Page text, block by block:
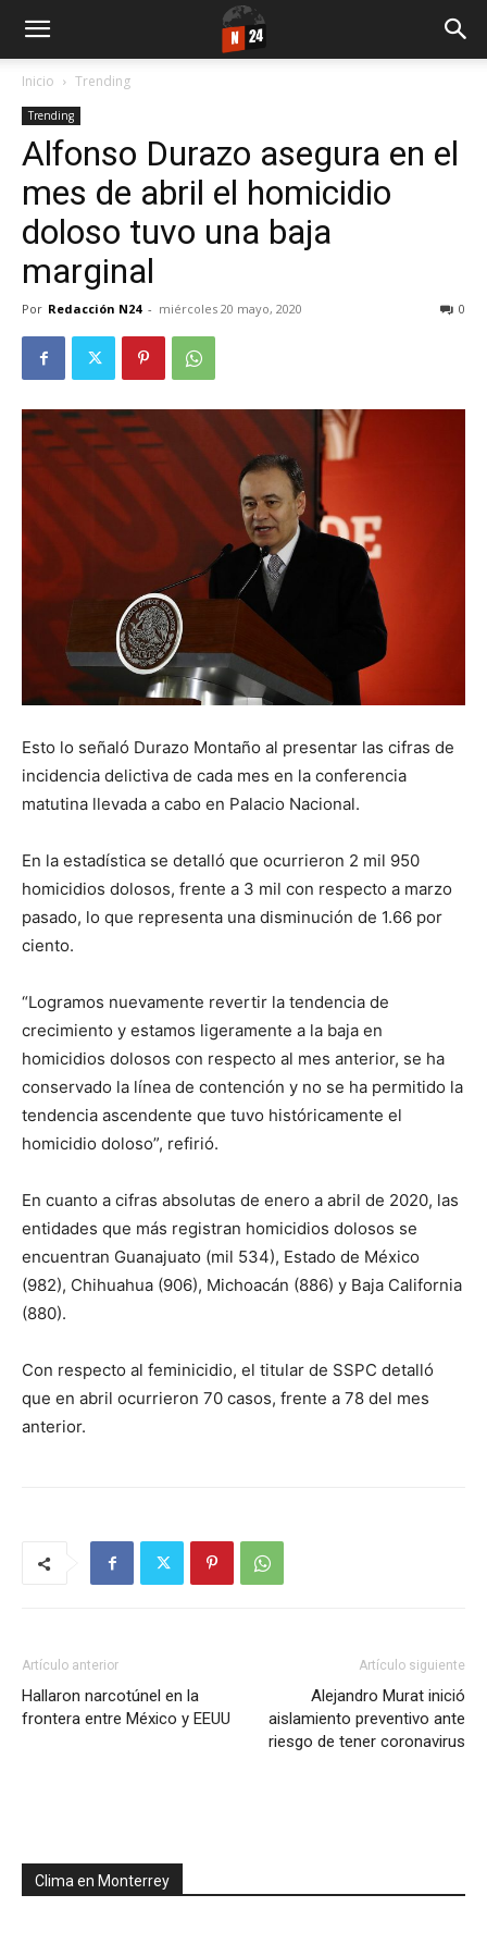
Inicio Trending
Trending
Alfonso Durazo asegura en el
mes de abril el homicidio
doloso tuvo una baja
marginal
Por Redacción N24 - miércoles 20 mayo, 2020 0
Esto lo señaló Durazo Montaño al presentar las cifras de
incidencia delictiva de cada mes en la conferencia
matutina llevada a cabo en Palacio Nacional.
En la estadística se detalló que ocurrieron 2 mil 950
homicidios dolosos, frente a 3 mil con respecto a marzo
pasado, lo que representa una disminución de 1.66 por
ciento.
“Logramos nuevamente revertir la tendencia de
crecimiento y estamos ligeramente a la baja en
homicidios dolosos con respecto al mes anterior, se ha
conservado la línea de contención y no se ha permitido la
tendencia ascendente que tuvo históricamente el
homicidio doloso”, refirió.
En cuanto a cifras absolutas de enero a abril de 2020, las
entidades que más registran homicidios dolosos se
encuentran Guanajuato (mil 534), Estado de México
(982), Chihuahua (906), Michoacán (886) y Baja California
(880).
Con respecto al feminicidio, el titular de SSPC detalló
que en abril ocurrieron 70 casos, frente a 78 del mes
anterior.
Artículo anterior
Hallaron narcotúnel en la
frontera entre México y EEUU
Artículo siguiente
Alejandro Murat inició
aislamiento preventivo ante
riesgo de tener coronavirus
Clima en Monterrey